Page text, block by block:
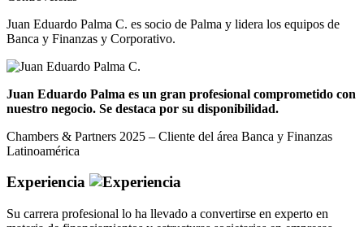
Juan Eduardo Palma C. es socio de Palma y lidera los equipos de
Banca y Finanzas y Corporativo.
Juan Eduardo Palma es un gran profesional comprometido con
nuestro negocio. Se destaca por su disponibilidad.
Chambers & Partners 2025 – Cliente del área Banca y Finanzas
Latinoamérica
Experiencia
Su carrera profesional lo ha llevado a convertirse en experto en